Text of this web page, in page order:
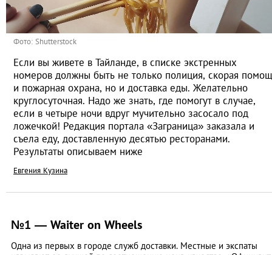
Фото: Shutterstock
Если вы живете в Тайланде, в списке экстренных
номеров должны быть не только полиция, скорая
и пожарная охрана, но и доставка еды. Желательно
круглосуточная. Надо же знать, где помогут в случае,
если в четыре ночи вдруг мучительно засосало под
ложечкой! Редакция портала «Заграница» заказала и
съела еду, доставленную десятью ресторанами.
Результаты описываем ниже
Евгения Кузина
№1 — Waiter оn Wheels
Одна из первых в городе служб доставки. Местные и экспаты